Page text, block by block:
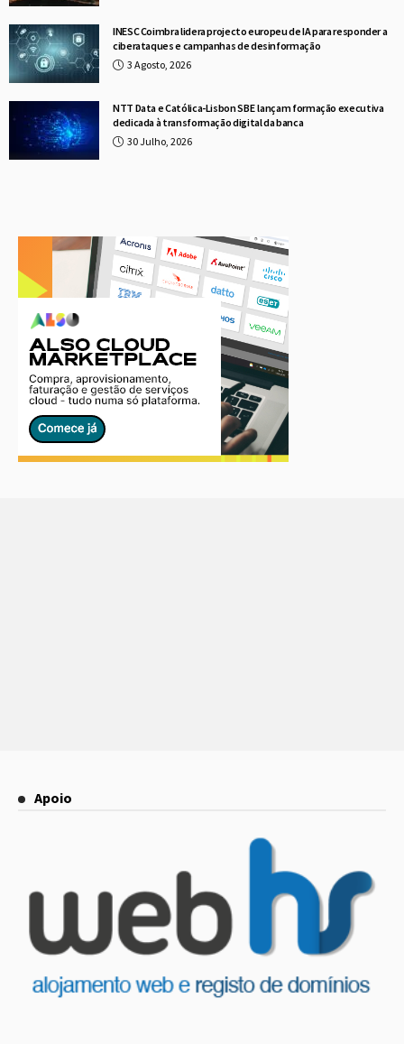
INESC Coimbra lidera projecto europeu de IA para responder a
ciberataques e campanhas de desinformação
3 Agosto, 2026
NTT Data e Católica-Lisbon SBE lançam formação executiva
dedicada à transformação digital da banca
30 Julho, 2026
Apoio